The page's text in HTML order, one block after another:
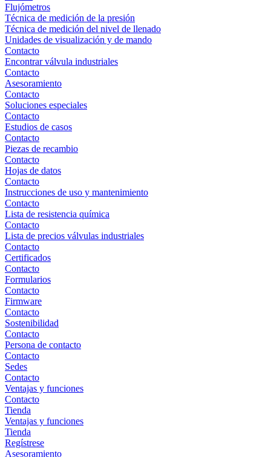
Flujómetros
Técnica de medición de la presión
Técnica de medición del nivel de llenado
Unidades de visualización y de mando
Contacto
Encontrar válvula industriales
Contacto
Asesoramiento
Contacto
Soluciones especiales
Contacto
Estudios de casos
Contacto
Piezas de recambio
Contacto
Hojas de datos
Contacto
Instrucciones de uso y mantenimiento
Contacto
Lista de resistencia química
Contacto
Lista de precios válvulas industriales
Contacto
Certificados
Contacto
Formularios
Contacto
Firmware
Contacto
Sostenibilidad
Contacto
Persona de contacto
Contacto
Sedes
Contacto
Ventajas y funciones
Contacto
Tienda
Ventajas y funciones
Tienda
Regístrese
Asesoramiento